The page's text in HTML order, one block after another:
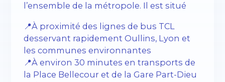
l’ensemble de la métropole. Il est situé
📍À proximité des lignes de bus TCL
desservant rapidement Oullins, Lyon et
les communes environnantes
📍À environ 30 minutes en transports de
la Place Bellecour et de la Gare Part-Dieu